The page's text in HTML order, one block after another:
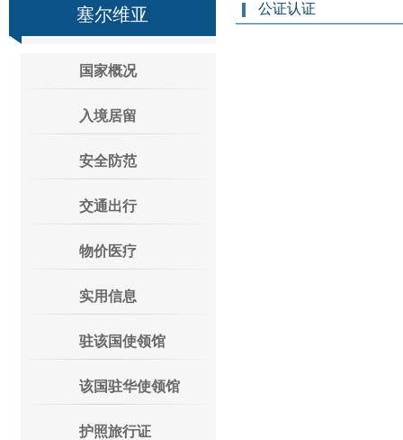
塞尔维亚
国家概况
入境居留
安全防范
交通出行
物价医疗
实用信息
驻该国使领馆
该国驻华使领馆
护照旅行证
公证认证